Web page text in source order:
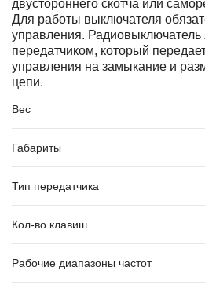
двустороннего скотча или
Для работы выключателя
управления. Радиовыключатель
передатчиком, который
управления на замыкание и
цепи.
Вес
Габариты
Тип передатчика
Кол-во клавиш
Рабочие диапазоны частот